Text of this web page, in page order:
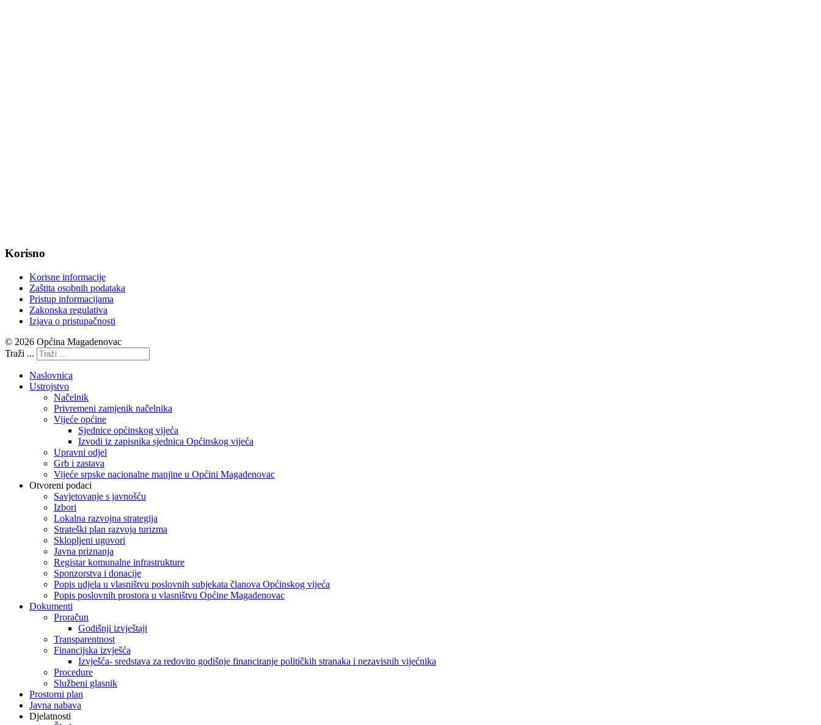
Korisno
Korisne informacije
Zaštita osobnih podataka
Pristup informacijama
Zakonska regulativa
Izjava o pristupačnosti
© 2026 Općina Magadenovac
Traži ...
Naslovnica
Ustrojstvo
Načelnik
Privremeni zamjenik načelnika
Vijeće općine
Sjednice općinskog vijeća
Izvodi iz zapisnika sjednica Općinskog vijeća
Upravni odjel
Grb i zastava
Vijeće srpske nacionalne manjine u Općini Magadenovac
Otvoreni podaci
Savjetovanje s javnošću
Izbori
Lokalna razvojna strategija
Strateški plan razvoja turizma
Sklopljeni ugovori
Javna priznanja
Registar komunalne infrastrukture
Sponzorstva i donacije
Popis udjela u vlasništvu poslovnih subjekata članova Općinskog vijeća
Popis poslovnih prostora u vlasništvu Općine Magadenovac
Dokumenti
Proračun
Godišnji izvještaji
Transparentnost
Financijska izvješća
Izvješća- sredstava za redovito godišnje financiranje političkih stranaka i nezavisnih vijećnika
Procedure
Službeni glasnik
Prostorni plan
Javna nabava
Djelatnosti